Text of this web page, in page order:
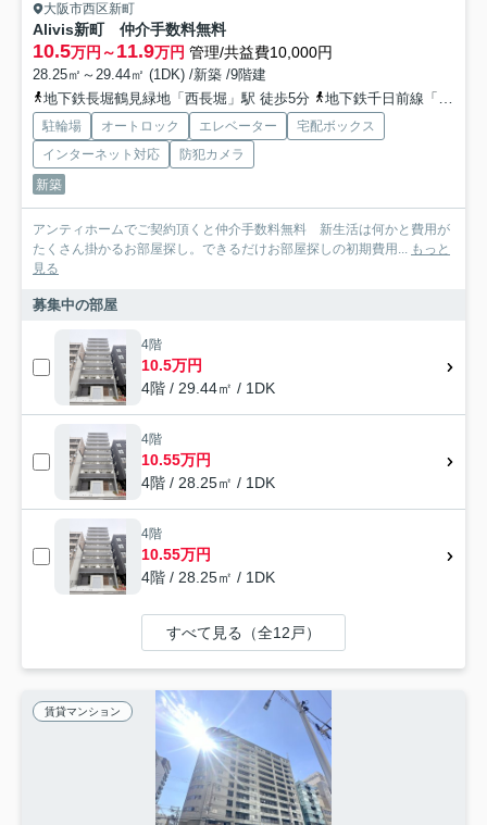
大阪市西区新町
Alivis新町 仲介手数料無料
10.5万円～11.9万円 管理/共益費10,000円
28.25㎡～29.44㎡ (1DK) /新築 /9階建
地下鉄長堀鶴見緑地「西長堀」駅 徒歩5分
地下鉄千日前線「阿波座」駅 徒歩10分
駐輪場 オートロック エレベーター
宅配ボックス
インターネット対応
防犯カメラ
新築
アンティホームでご契約頂くと仲介手数料無料 新生活は何かと費用が
たくさん掛かるお部屋探し。できるだけお部屋探しの初期費用... もっと
見る
募集中の部屋
4階
10.5万円
4階 / 29.44㎡ / 1DK
4階
10.55万円
4階 / 28.25㎡ / 1DK
4階
10.55万円
4階 / 28.25㎡ / 1DK
すべて見る（全12戸）
賃貸マンション